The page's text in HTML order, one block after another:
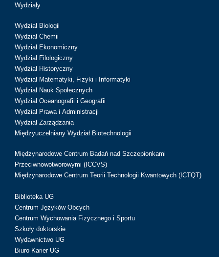
Wydziały
Wydział Biologii
Wydział Chemii
Wydział Ekonomiczny
Wydział Filologiczny
Wydział Historyczny
Wydział Matematyki, Fizyki i Informatyki
Wydział Nauk Społecznych
Wydział Oceanografii i Geografii
Wydział Prawa i Administracji
Wydział Zarządzania
Międzyuczelniany Wydział Biotechnologii
Międzynarodowe Centrum Badań nad Szczepionkami
Przeciwnowotworowymi (ICCVS)
Międzynarodowe Centrum Teorii Technologii Kwantowych (ICTQT)
Biblioteka UG
Centrum Języków Obcych
Centrum Wychowania Fizycznego i Sportu
Szkoły doktorskie
Wydawnictwo UG
Biuro Karier UG